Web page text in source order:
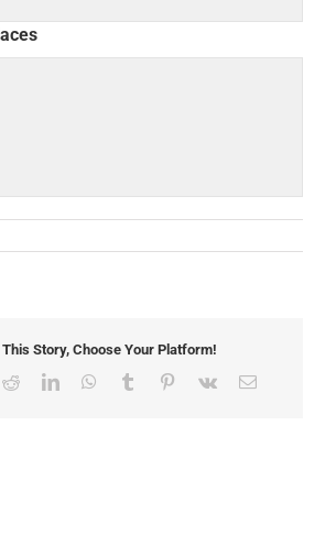
Story, Choose Your Platform!
RedditLinkedInWhatsApp
Tumblr Pinterest
Vk Email